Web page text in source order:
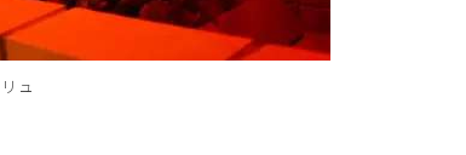
ュ